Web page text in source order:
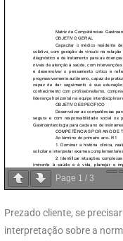
Page 1 / 3
Prezado cliente, se
interpretação sobre a